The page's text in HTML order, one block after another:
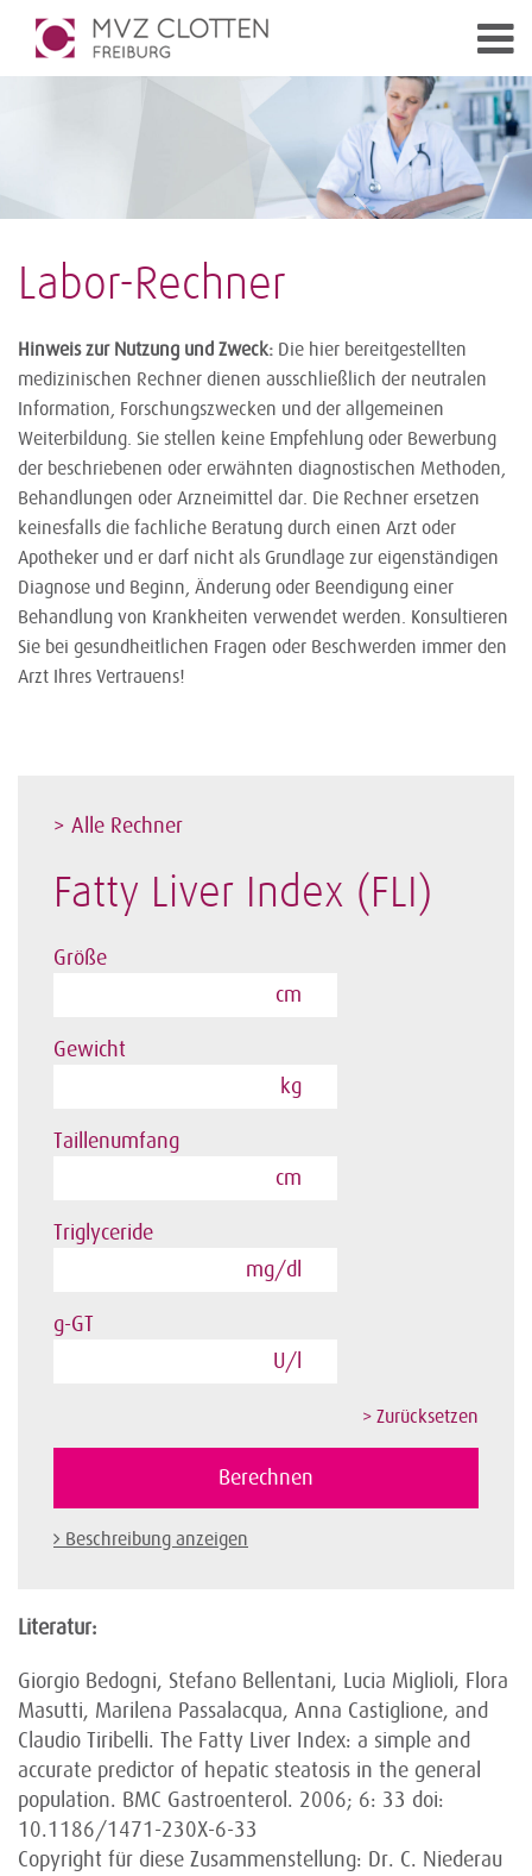
Labor-Rechner
Hinweis zur Nutzung und Zweck: Die hier bereitgestellten
medizinischen Rechner dienen ausschließlich der neutralen
Information, Forschungszwecken und der allgemeinen
Weiterbildung. Sie stellen keine Empfehlung oder Bewerbung
der beschriebenen oder erwähnten diagnostischen Methoden,
Behandlungen oder Arzneimittel dar. Die Rechner ersetzen
keinesfalls die fachliche Beratung durch einen Arzt oder
Apotheker und er darf nicht als Grundlage zur eigenständigen
Diagnose und Beginn, Änderung oder Beendigung einer
Behandlung von Krankheiten verwendet werden. Konsultieren
Sie bei gesundheitlichen Fragen oder Beschwerden immer den
Arzt Ihres Vertrauens!
> Alle Rechner
Fatty Liver Index (FLI)
Größe
cm
Gewicht
kg
Taillenumfang
cm
Triglyceride
mg/dl
g-GT
U/l
Beschreibung anzeigen
Literatur:
Giorgio Bedogni, Stefano Bellentani, Lucia Miglioli, Flora
Masutti, Marilena Passalacqua, Anna Castiglione, and
Claudio Tiribelli. The Fatty Liver Index: a simple and
accurate predictor of hepatic steatosis in the general
population. BMC Gastroenterol. 2006; 6: 33 doi:
10.1186/1471-230X-6-33
Copyright für diese Zusammenstellung: Dr. C. Niederau